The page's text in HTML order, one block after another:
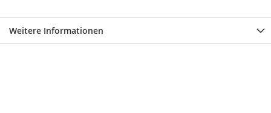
Weitere Informationen